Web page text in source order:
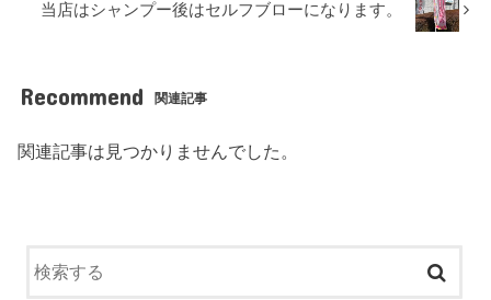
当店はシャンプー後はセルフブローになります。
Recommend 関連記事
関連記事は見つかりませんでした。